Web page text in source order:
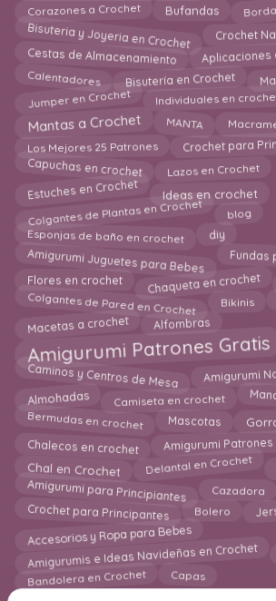
Corazones a Crochet Bufandas
Bisuteria y Joyeria en Crochet Crochet
Cestas de Almacenamiento Aplicaciones
Calentadores Bisutería en Crochet
Jumper en Crochet Individuales en
Mantas a Crochet MANTA
Los Mejores 25 Patrones Crochet para
Capuchas en crochet Lazos en Crochet
Estuches en Crochet Ideas en crochet
Colgantes de Plantas en Crochet blog
Esponjas de baño en crochet diy
Amigurumi Juguetes para Bebes Fundas
Flores en crochet Chaqueta en crochet
Colgantes de Pared en Crochet Bikinis
Macetas a crochet Alfombras
Amigurumi Patrones Gratis
Caminos y Centros de Mesa Amigurumi
Almohadas Camiseta en crochet
Bermudas en crochet Mascotas
Chalecos en crochet Amigurumi Patrones
Chal en Crochet Delantal en Crochet
Amigurumi para Principiantes Cazadora
Crochet para Principantes Bolero
Accesorios y Ropa para Bebes
Amigurumis e Ideas Navideñas en Crochet
Bandolera en Crochet Capas